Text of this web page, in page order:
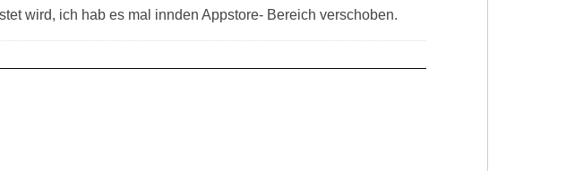
wird, ich hab es mal innden Appstore- Bereich verschoben.